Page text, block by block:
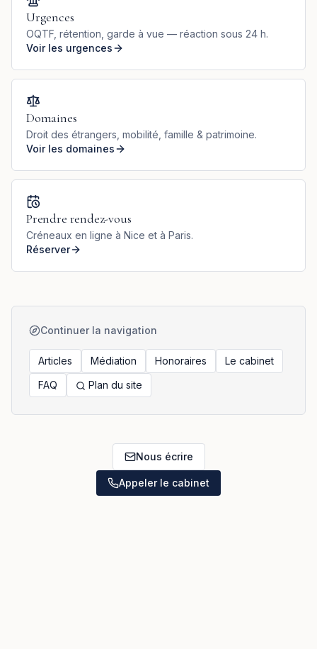
Urgences
OQTF, rétention, garde à vue — réaction sous 24 h.
Voir les urgences
Domaines
Droit des étrangers, mobilité, famille & patrimoine.
Voir les domaines
Prendre rendez-vous
Créneaux en ligne à Nice et à Paris.
Réserver
Continuer la navigation
Articles Médiation Honoraires
Le cabinet
FAQ
Plan du site
Nous écrire
Appeler le cabinet